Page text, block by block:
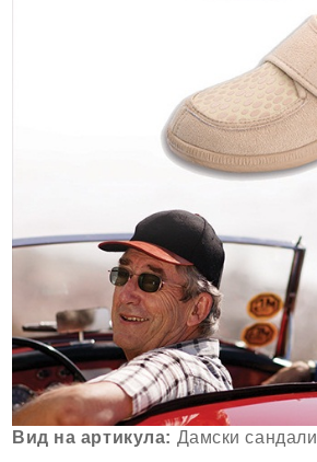
Вид на артикула: Дамски сандали